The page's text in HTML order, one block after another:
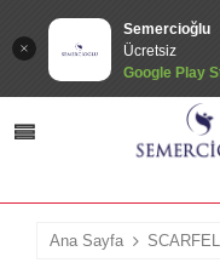
Semercioğlu
Ücretsiz
Google Play
Ana Sayfa